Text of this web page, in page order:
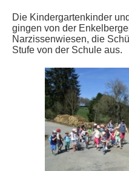
Die Kindergartenkinder
gingen von der
Narzissenwiesen, die
Stufe von der Schule aus.